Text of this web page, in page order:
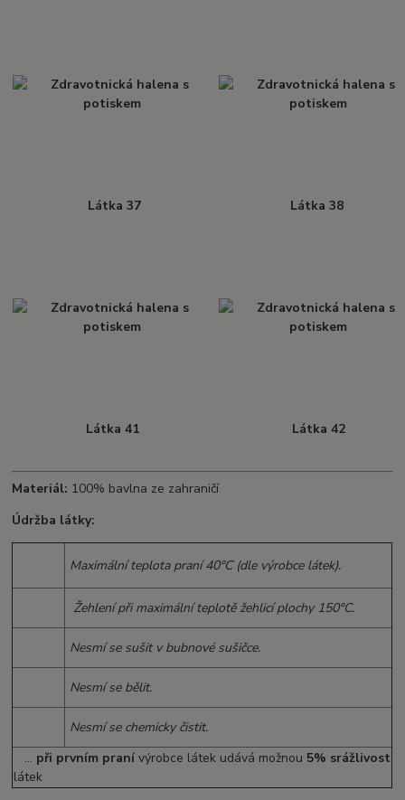
Látka 37 Látka 38
Látka 41 Látka 42
Materiál: 100% bavlna ze zahraničí
Údržba látky:
Maximální teplota praní 40°C (dle výrobce látek).
Žehlení při maximální teplotě žehlicí plochy 150°C.
Nesmí se sušit v bubnové sušičce.
Nesmí se bělit.
Nesmí se chemicky čistit.
... při prvním praní výrobce látek udává možnou 5% srážlivost
látek